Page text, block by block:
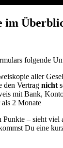
im Ü
folgende
aller
den Vertrag nicht
mit Bank,
als 2 Monate
Punkte – sieht viel
Du eine